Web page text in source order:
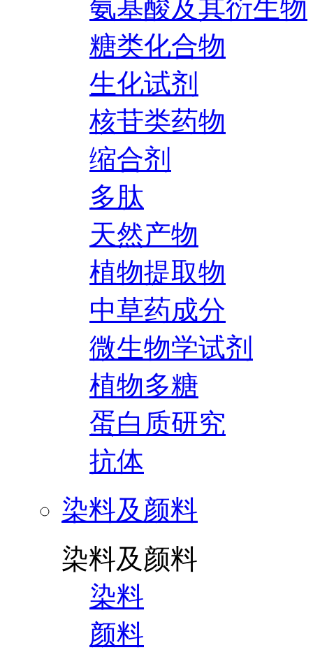
氨基酸及其衍生物
糖类化合物
生化试剂
核苷类药物
缩合剂
多肽
天然产物
植物提取物
中草药成分
微生物学试剂
植物多糖
蛋白质研究
抗体
染料及颜料
染料及颜料
染料
颜料